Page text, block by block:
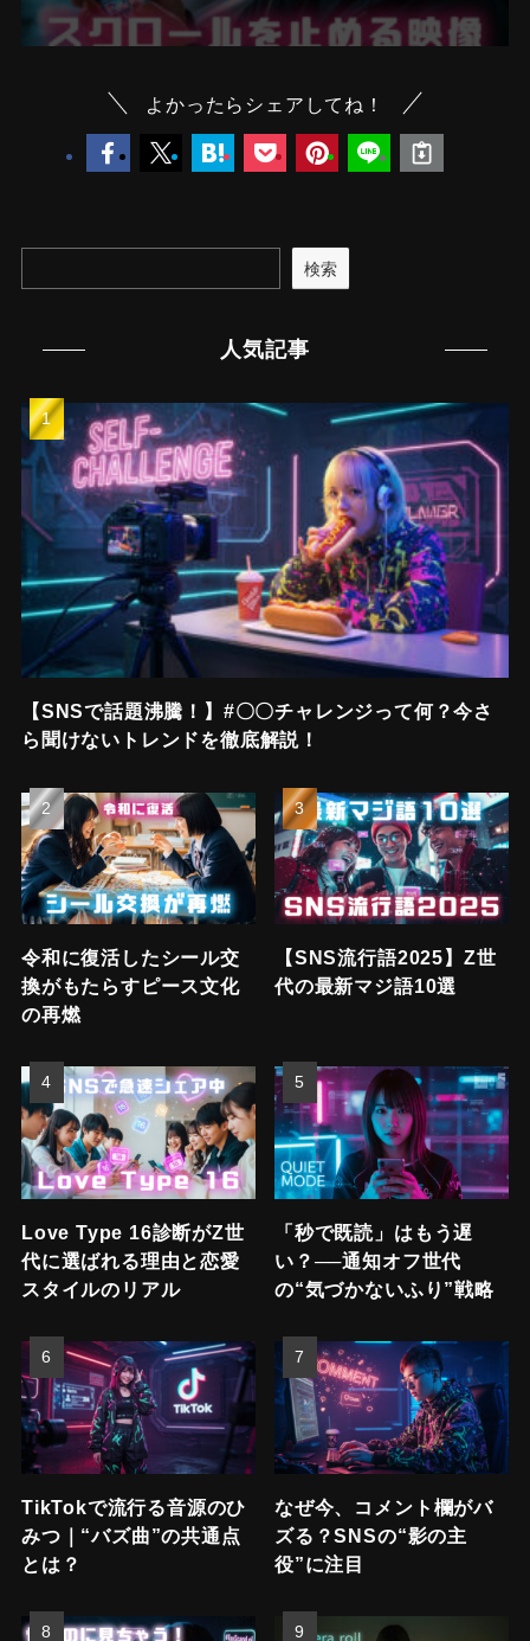
よかったらシェアしてね！
検索
人気記事
【SNSで話題沸騰！】#〇〇チャレンジって何？今さ
ら聞けないトレンドを徹底解説！
令和に復活したシール交
換がもたらすピース文化
の再燃
【SNS流行語2025】Z世
代の最新マジ語10選
Love Type 16診断がZ世
代に選ばれる理由と恋愛
スタイルのリアル
「秒で既読」はもう遅
い？──通知オフ世代
の“気づかないふり”戦略
TikTokで流行る音源のひ
みつ｜“バズ曲”の共通点
とは？
なぜ今、コメント欄がバ
ズる？SNSの“影の主
役”に注目